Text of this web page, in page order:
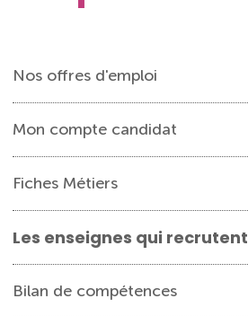
Nos offres d'emploi
Mon compte candidat
Fiches Métiers
Les enseignes qui recrutent
Bilan de compétences